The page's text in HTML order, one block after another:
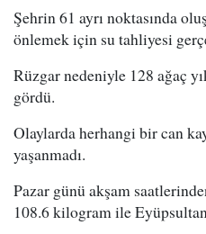
Şehrin 61 ayrı noktasında
önlemek için su tahliyesi
Rüzgar nedeniyle 128 ağaç
gördü.
Olaylarda herhangi bir can
yaşanmadı.
Pazar günü akşam
108.6 kilogram ile